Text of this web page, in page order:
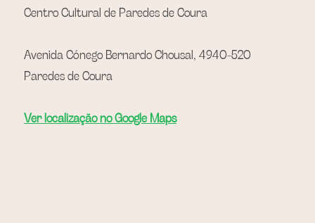
Centro Cultural de Paredes de Coura
Avenida Cónego Bernardo Chousal, 4940-520
Paredes de Coura
Ver localização no Google Maps